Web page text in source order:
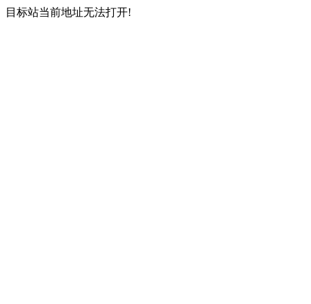
目标站当前地址无法打开!